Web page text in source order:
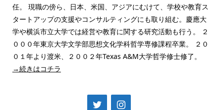
任。 現職の傍ら、日本、米国、アジアにむけて、学校や教育ス
タートアップの支援やコンサルティングにも取り組む。慶應大
学や横浜市立大学では経営や教育に関する研究活動も行う。 ２
０００年東京大学文学部思想文化学科哲学専修課程卒業。 ２０
０１年より渡米、２００２年Texas A&M大学哲学修士修了。
→続きはコチラ